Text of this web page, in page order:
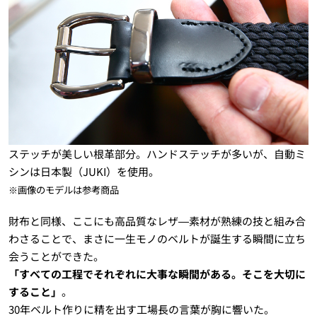
ステッチが美しい根革部分。ハンドステッチが多いが、自動ミ
シンは日本製（JUKI）を使用。
※画像のモデルは参考商品
財布と同様、ここにも高品質なレザ―素材が熟練の技と組み合
わさることで、まさに一生モノのベルトが誕生する瞬間に立ち
会うことができた。
「すべての工程でそれぞれに大事な瞬間がある。そこを大切に
すること」 。
30年ベルト作りに精を出す工場長の言葉が胸に響いた。